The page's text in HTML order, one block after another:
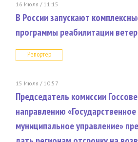
16 Июля / 11:15
В России запускают
программы реабилитации
Репортер
15 Июля / 10:57
Председатель комиссии
направлению
муниципальное управление»